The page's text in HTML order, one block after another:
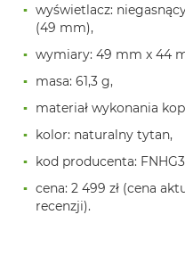
o
k
e
o
2
5
G
M
a
wyświetlacz:
(49 mm),
wymiary: 49 mm x 44
masa: 61,3 g,
materiał wykonania
kolor: naturalny tytan,
kod producenta:
cena: 2 499 zł (cena
recenzji).